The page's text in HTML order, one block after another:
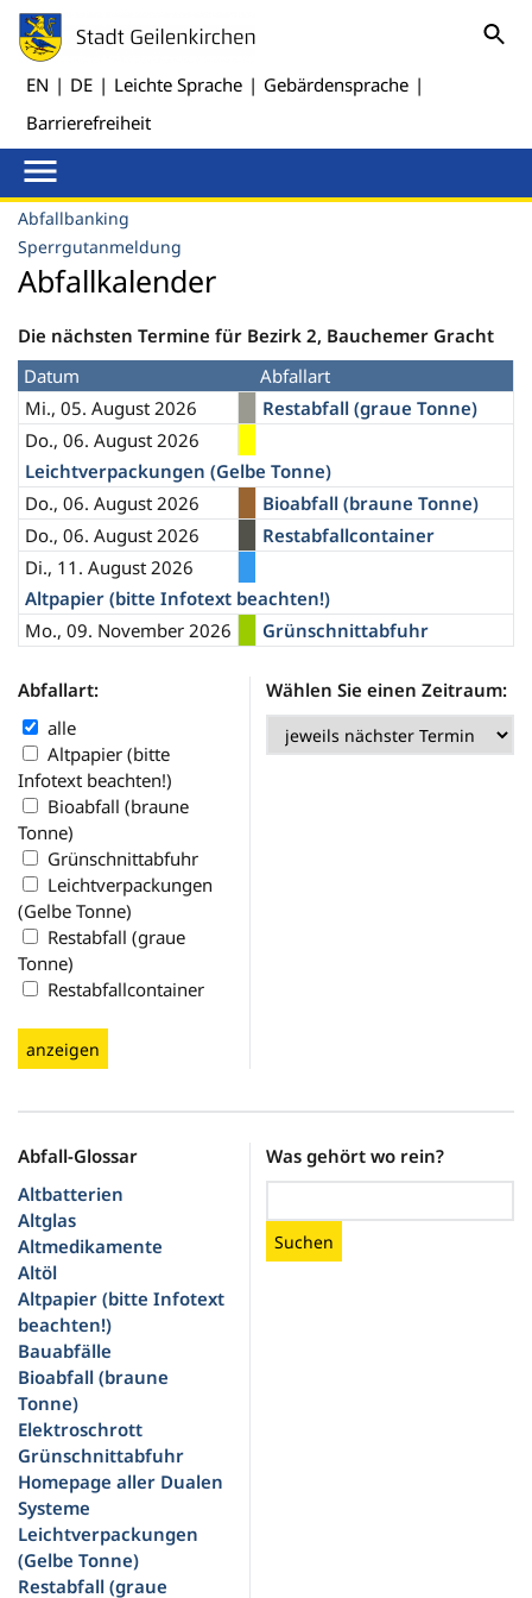
EN | DE | Leichte Sprache | Gebärdensprache |
Barrierefreiheit
Abfallbanking
Sperrgutanmeldung
Abfallkalender
Die nächsten Termine für Bezirk 2, Bauchemer Gracht
Datum
Abfallart
Mi., 05. August 2026
Restabfall (graue Tonne)
Do., 06. August 2026
Leichtverpackungen (Gelbe Tonne)
Do., 06. August 2026
Bioabfall (braune Tonne)
Do., 06. August 2026
Restabfallcontainer
Di., 11. August 2026
Altpapier (bitte Infotext beachten!)
Mo., 09. November 2026
Grünschnittabfuhr
Abfallart:
alle
Altpapier (bitte
Infotext beachten!)
Bioabfall (braune
Tonne)
Grünschnittabfuhr
Leichtverpackungen
(Gelbe Tonne)
Restabfall (graue
Tonne)
Restabfallcontainer
anzeigen
Wählen Sie einen Zeitraum:
Abfall-Glossar
Altbatterien
Altglas
Altmedikamente
Altöl
Altpapier (bitte Infotext
beachten!)
Bauabfälle
Bioabfall (braune
Tonne)
Elektroschrott
Grünschnittabfuhr
Homepage aller Dualen
Systeme
Leichtverpackungen
(Gelbe Tonne)
Restabfall (graue
Was gehört wo rein?
Suchen